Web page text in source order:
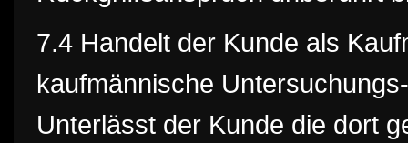
7.4 Handelt der Kunde als
kaufmännische
Unterlässt der Kunde die dort